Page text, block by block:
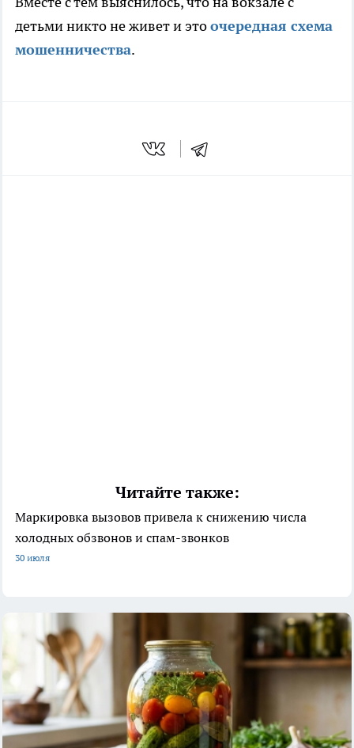
детьми никто не живет и этоочередная схема
мошенничества.
Читайте также:
Маркировка вызовов привела к снижению числа
холодных обзвонов и спам-звонков
30 июля